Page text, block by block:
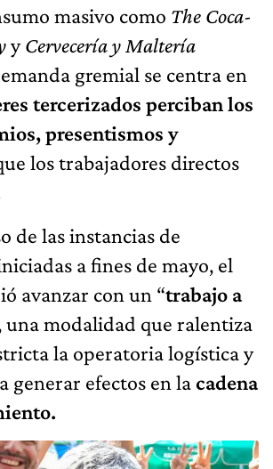
masivo como The Coca-
yCervecería y Maltería
gremial se centra en
tercerizados perciban los
presentismos y
los trabajadores directos
de las instancias de
a fines de mayo, el
avanzar con un “trabajo a
una modalidad que ralentiza
la operatoria logística y
generar efectos en lacadena